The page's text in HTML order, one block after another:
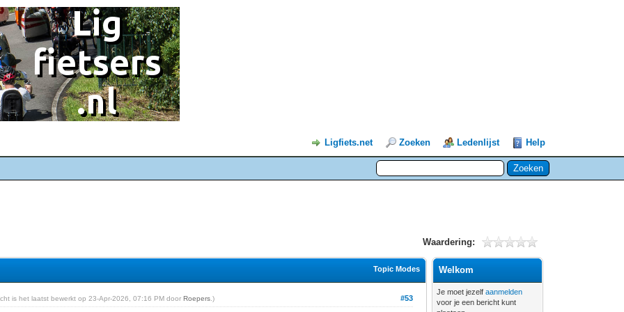
Ligfiets.net Zoeken Ledenlijst Help
Waardering:
Topic Modes
#53
is het laatst bewerkt op 23-Apr-2026, 07:16 PM doorRoepers .)
Welkom
Je moet jezelfaanmelden
voor je een bericht kunt